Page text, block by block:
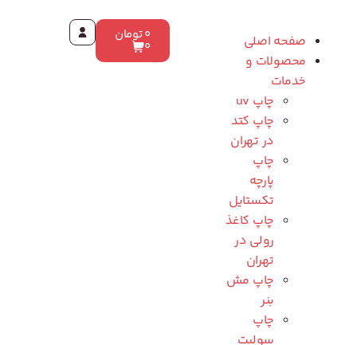
صفحه اصلی
محصولات و
خدمات
چاپ uv
چاپ کتد
در تهران
چاپ
پارچه
تکستایل
چاپ کاغذ
رولی در
تهران
چاپ مش
بنر
چاپ
سولیت
0تومان
0